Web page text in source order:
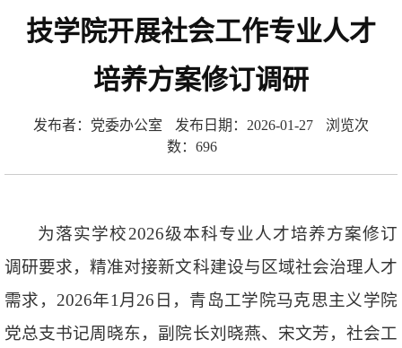
技学院开展社会工作专业人才
培养方案修订调研
发布者：党委办公室 发布日期：2026-01-27
浏览次
数： 696
为落实学校2026级本科专业人才培养方案修订
调研要求，精准对接新文科建设与区域社会治理人才
需求，2026年1月26日，青岛工学院马克思主义学院
党总支书记周晓东，副院长刘晓燕、宋文芳，社会工